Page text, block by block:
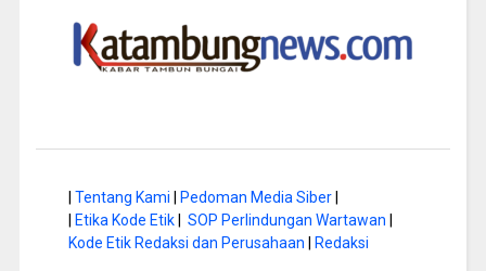
Tentang Kami Pedoman Media Siber|
Etika Kode Etik| SOP Perlindungan Wartawan
Kode Etik Redaksi dan Perusahaan
Redaksi